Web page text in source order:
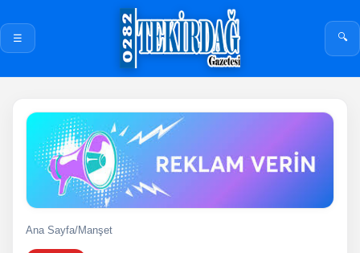
☰ 🔍
Ana Sayfa/Manşet